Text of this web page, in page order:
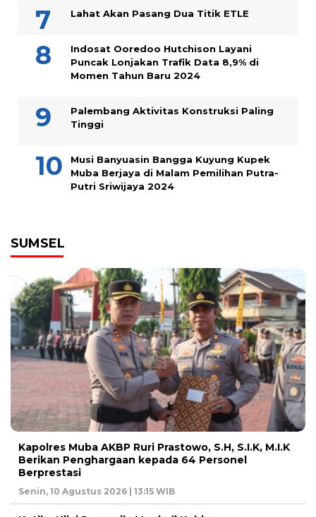
Lahat Akan Pasang Dua Titik ETLE
Indosat Ooredoo Hutchison Layani
Puncak Lonjakan Trafik Data 8,9% di
Momen Tahun Baru 2024
Palembang Aktivitas Konstruksi Paling
Tinggi
Musi Banyuasin Bangga Kuyung Kupek
Muba Berjaya di Malam Pemilihan Putra-
Putri Sriwijaya 2024
SUMSEL
Kapolres Muba AKBP Ruri Prastowo, S.H, S.I.K, M.I.K
Berikan Penghargaan kepada 64 Personel
Berprestasi
Senin, 10 Agustus 2026 | 13:15 WIB